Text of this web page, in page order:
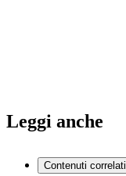
Leggi anche
Contenuti correlati